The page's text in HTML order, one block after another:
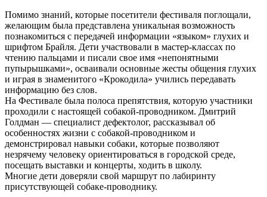
Помимо знаний, которые посетители фестиваля поглощали,
желающим была представлена уникальная возможность
познакомиться с передачей информации «языком» глухих и
шрифтом Брайля. Дети участвовали в мастер-классах по
чтению пальцами и писали свое имя «непонятными
пупырышками», осваивали основные жесты общения глухих
и играя в знаменитого «Крокодила» учились передавать
информацию без слов.
На Фестивале была полоса препятствия, которую участники
проходили с настоящей собакой-проводником. Дмитрий
Голдман — специалист дефектолог, рассказывал об
особенностях жизни с собакой-проводником и
демонстрировал навыки собаки, которые позволяют
незрячему человеку ориентироваться в городской среде,
посещать выставки и концерты, ходить в школу.
Многие дети доверяли свой маршрут по лабиринту
присутствующей собаке-проводнику.